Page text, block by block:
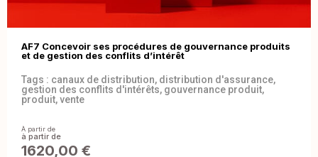
AF7 Concevoir ses procédures de gouvernance produits
et de gestion des conflits d’intérêt
Tags : canaux de distribution, distribution d'assurance,
gestion des conflits d'intérêts, gouvernance produit,
produit,vente
À partir de
1620,00 €